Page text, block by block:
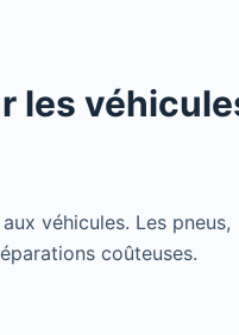
les
véhicules. Les pneus,
coûteuses.